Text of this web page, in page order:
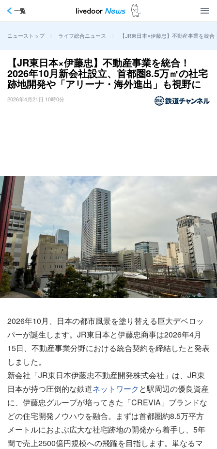
一覧
ニューストップ > ライフ総合ニュース > 【JR東日本×伊藤忠】不動産事業を統
【JR東日本×伊藤忠】不動産事業を統合！
2026年10月新会社設立、首都圏8.5万㎡の社宅
跡地開発や「アリーナ・海外進出」も視野に
2026年4月21日 10時0分
2026年10月、日本の都市風景を塗り替える巨大デベロッ
パーが誕生します。JR東日本と伊藤忠商事は2026年4月
15日、不動産事業分野における統合契約を締結したと発表
しました。
新会社「JR東日本伊藤忠不動産開発株式会社」は、JR東
日本が持つ圧倒的な鉄道ネットワーク と駅周辺の優良資産
に、伊藤忠グループが培ってきた「CREVIA」ブランドな
どの住宅開発ノウハウを融合。まずは首都圏約8.5万平方
メートルにおよぶ広大な社宅跡地の開発から着手し、5年
間で売上2500億円規模への飛躍を目指します。単なるマ